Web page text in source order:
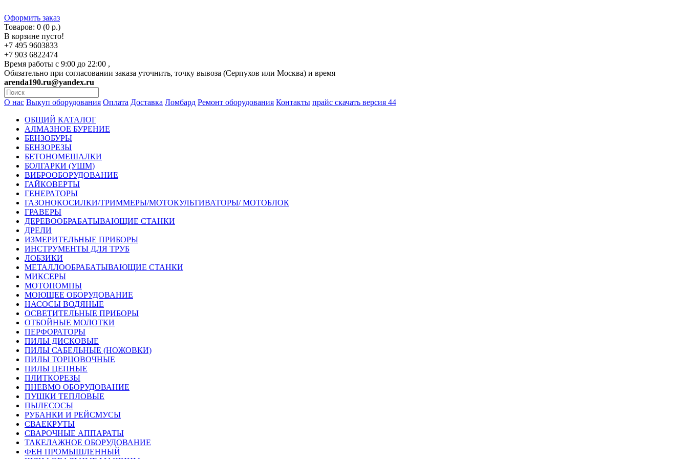
Оформить заказ
Товаров: 0 (0 р.)
В корзине пусто!
+7 495 9603833
+7 903 6822474
Время работы с 9:00 до 22:00 ,
Обязательно при согласовании заказа уточнить, точку вывоза (Серпухов или Москва) и время
arenda190.ru@yandex.ru
О нас Выкуп оборудования Оплата Доставка Ломбард Ремонт оборудования Контакты прайс скачать версия 44
ОБЩИЙ КАТАЛОГ
АЛМАЗНОЕ БУРЕНИЕ
БЕНЗОБУРЫ
БЕНЗОРЕЗЫ
БЕТОНОМЕШАЛКИ
БОЛГАРКИ (УШМ)
ВИБРООБОРУДОВАНИЕ
ГАЙКОВЕРТЫ
ГЕНЕРАТОРЫ
ГАЗОНОКОСИЛКИ/ТРИММЕРЫ/МОТОКУЛЬТИВАТОРЫ/ МОТОБЛОК
ГРАВЕРЫ
ДЕРЕВООБРАБАТЫВАЮЩИЕ СТАНКИ
ДРЕЛИ
ИЗМЕРИТЕЛЬНЫЕ ПРИБОРЫ
ИНСТРУМЕНТЫ ДЛЯ ТРУБ
ЛОБЗИКИ
МЕТАЛЛООБРАБАТЫВАЮЩИЕ СТАНКИ
МИКСЕРЫ
МОТОПОМПЫ
МОЮЩЕЕ ОБОРУДОВАНИЕ
НАСОСЫ ВОДЯНЫЕ
ОСВЕТИТЕЛЬНЫЕ ПРИБОРЫ
ОТБОЙНЫЕ МОЛОТКИ
ПЕРФОРАТОРЫ
ПИЛЫ ДИСКОВЫЕ
ПИЛЫ САБЕЛЬНЫЕ (НОЖОВКИ)
ПИЛЫ ТОРЦОВОЧНЫЕ
ПИЛЫ ЦЕПНЫЕ
ПЛИТКОРЕЗЫ
ПНЕВМО ОБОРУДОВАНИЕ
ПУШКИ ТЕПЛОВЫЕ
ПЫЛЕСОСЫ
РУБАНКИ И РЕЙСМУСЫ
СВАЕКРУТЫ
СВАРОЧНЫЕ АППАРАТЫ
ТАКЕЛАЖНОЕ ОБОРУДОВАНИЕ
ФЕН ПРОМЫШЛЕННЫЙ